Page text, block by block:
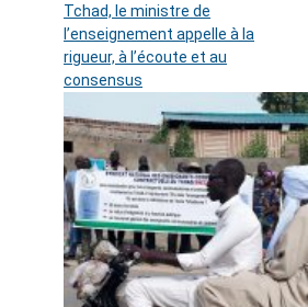
Tchad, le ministre de
l’enseignement appelle à la
rigueur, à l’écoute et au
consensus